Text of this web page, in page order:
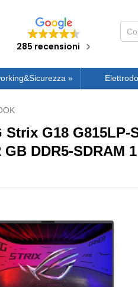
285 recensioni
»
Strix G18
GB DDR5-SDRAM